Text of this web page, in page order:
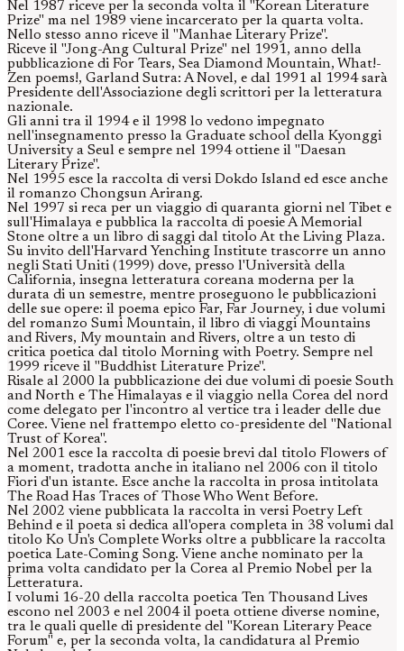
Nel 1987 riceve per la seconda volta il "Korean Literature
Prize" ma nel 1989 viene incarcerato per la quarta volta.
Nello stesso anno riceve il "Manhae Literary Prize".
Riceve il "Jong-Ang Cultural Prize" nel 1991, anno della
pubblicazione di For Tears, Sea Diamond Mountain, What!-
Zen poems!, Garland Sutra: A Novel, e dal 1991 al 1994 sarà
Presidente dell'Associazione degli scrittori per la letteratura
nazionale.
Gli anni tra il 1994 e il 1998 lo vedono impegnato
nell'insegnamento presso la Graduate school della Kyonggi
University a Seul e sempre nel 1994 ottiene il "Daesan
Literary Prize".
Nel 1995 esce la raccolta di versi Dokdo Island ed esce anche
il romanzo Chongsun Arirang.
Nel 1997 si reca per un viaggio di quaranta giorni nel Tibet e
sull'Himalaya e pubblica la raccolta di poesie A Memorial
Stone oltre a un libro di saggi dal titolo At the Living Plaza.
Su invito dell'Harvard Yenching Institute trascorre un anno
negli Stati Uniti (1999) dove, presso l'Università della
California, insegna letteratura coreana moderna per la
durata di un semestre, mentre proseguono le pubblicazioni
delle sue opere: il poema epico Far, Far Journey, i due volumi
del romanzo Sumi Mountain, il libro di viaggi Mountains
and Rivers, My mountain and Rivers, oltre a un testo di
critica poetica dal titolo Morning with Poetry. Sempre nel
1999 riceve il "Buddhist Literature Prize".
Risale al 2000 la pubblicazione dei due volumi di poesie South
and North e The Himalayas e il viaggio nella Corea del nord
come delegato per l'incontro al vertice tra i leader delle due
Coree. Viene nel frattempo eletto co-presidente del "National
Trust of Korea".
Nel 2001 esce la raccolta di poesie brevi dal titolo Flowers of
a moment, tradotta anche in italiano nel 2006 con il titolo
Fiori d'un istante. Esce anche la raccolta in prosa intitolata
The Road Has Traces of Those Who Went Before.
Nel 2002 viene pubblicata la raccolta in versi Poetry Left
Behind e il poeta si dedica all'opera completa in 38 volumi dal
titolo Ko Un's Complete Works oltre a pubblicare la raccolta
poetica Late-Coming Song. Viene anche nominato per la
prima volta candidato per la Corea al Premio Nobel per la
Letteratura.
I volumi 16-20 della raccolta poetica Ten Thousand Lives
escono nel 2003 e nel 2004 il poeta ottiene diverse nomine,
tra le quali quelle di presidente del "Korean Literary Peace
Forum" e, per la seconda volta, la candidatura al Premio